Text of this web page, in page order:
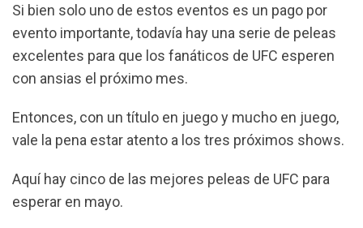
o
k
p
p
a
m
Si bien solo uno de estos eventos es un pago por
evento importante, todavía hay una serie de peleas
excelentes para que los fanáticos de UFC esperen
con ansias el próximo mes.
Entonces, con un título en juego y mucho en juego,
vale la pena estar atento a los tres próximos shows.
Aquí hay cinco de las mejores peleas de UFC para
esperar en mayo.